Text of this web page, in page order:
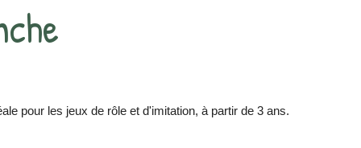
pour les jeux de rôle et d'imitation, à partir de 3 ans.